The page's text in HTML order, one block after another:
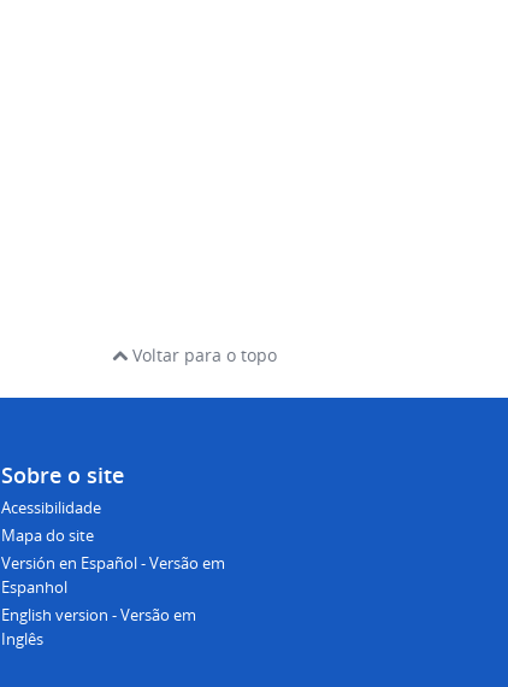
Voltar para o topo
Sobre o site
Acessibilidade
Mapa do site
Versión en Español - Versão em
Espanhol
English version - Versão em
Inglês